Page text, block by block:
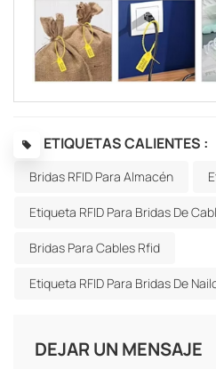
ETIQUETAS CALIENTES :
Bridas RFID Para Almacén
Etiqueta RFID Para Bridas De
Bridas Para Cables Rfid
Etiqueta RFID Para Bridas De
DEJAR UN MENSAJE